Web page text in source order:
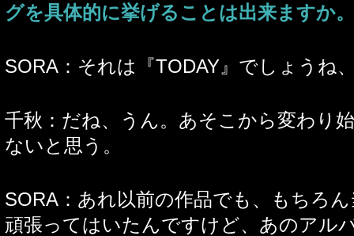
グを具体的に挙げることは出来ますか。
SORA：それは『TODAY』でしょうね
千秋：だね、うん。あそこから変わり
ないと思う。
SORA：あれ以前の作品でも、もちろ
頑張ってはいたんですけど、あのアル